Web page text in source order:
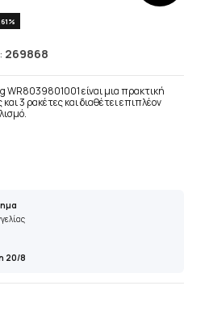
269868
WR8039801001 είναι μια πρακτική
3 ρακέτες και διαθέτει επιπλέον
20/8